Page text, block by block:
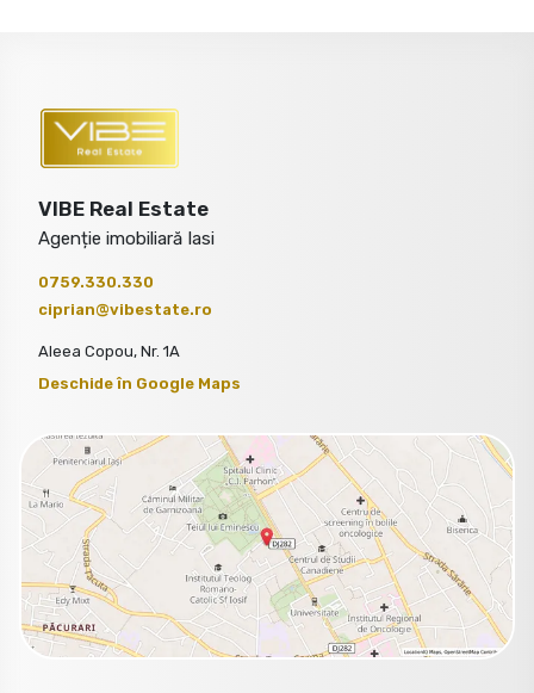
VIBE Real Estate
Agenție imobiliară Iasi
0759.330.330
ciprian@vibestate.ro
Aleea Copou, Nr. 1A
Deschide în Google Maps